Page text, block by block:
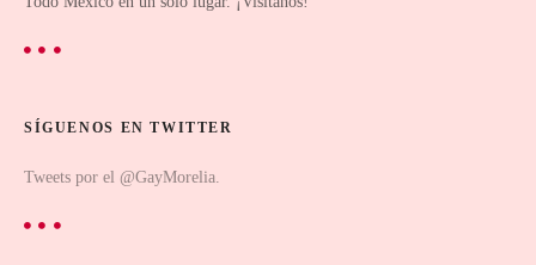
SÍGUENOS EN TWITTER
Tweets por el @GayMorelia.